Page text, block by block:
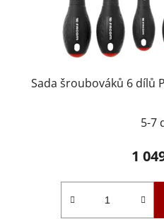
Sada šroubováků 6 dílů
5-7
1